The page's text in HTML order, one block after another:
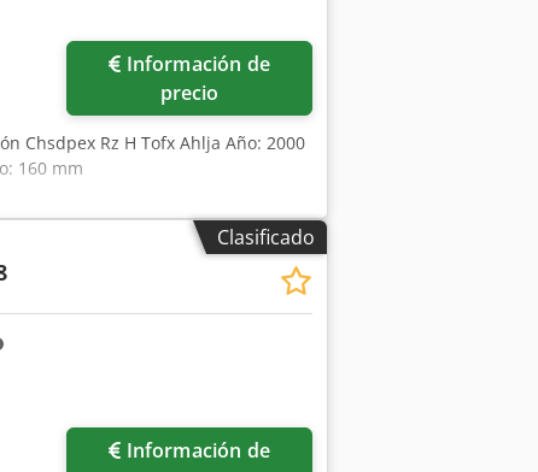
precio
Chsdpex Rz H Tofx Ahlja Año: 2000
160 mm
Clasificado